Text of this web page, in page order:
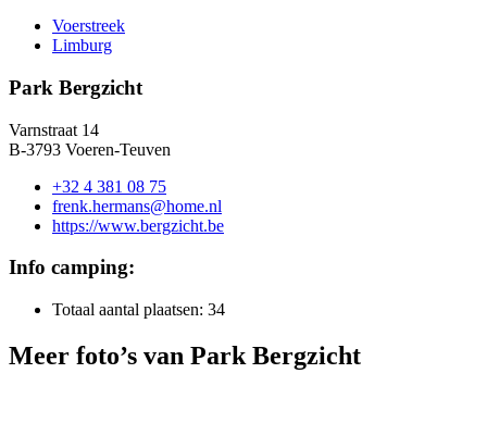
Voerstreek
Limburg
Park Bergzicht
Varnstraat 14
B-3793 Voeren-Teuven
+32 4 381 08 75
frenk.hermans@home.nl
https://www.bergzicht.be
Info camping:
Totaal aantal plaatsen: 34
Meer foto’s van Park Bergzicht